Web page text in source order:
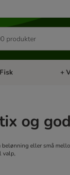
kjæledyr
kategorimeny: Fugl
Fisk +
og
belønning eller små
valp,